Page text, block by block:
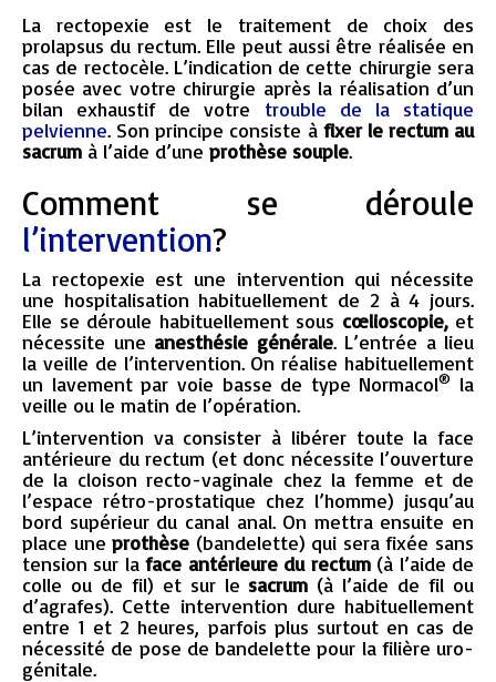
La rectopexie est le traitement de choix des
prolapsus du rectum. Elle peut aussi être réalisée en
cas de rectocèle. L’indication de cette chirurgie sera
posée avec votre chirurgie après la réalisation d’un
bilan exhaustif de votre trouble de la statique
pelvienne. Son principe consiste à fixer le rectum au
sacrum à l’aide d’une prothèse souple.
Comment se déroule
l’intervention?
La rectopexie est une intervention qui nécessite
une hospitalisation habituellement de 2 à 4 jours.
Elle se déroule habituellement sous cœlioscopie,et
nécessite une anesthésie générale. L’entrée a lieu
la veille de l’intervention. On réalise habituellement
un lavement par voie basse de type Normacol® la
veille ou le matin de l’opération.
L’intervention va consister à libérer toute la face
antérieure du rectum (et donc nécessite l’ouverture
de la cloison recto-vaginale chez la femme et de
l’espace rétro-prostatique chez l’homme) jusqu’au
bord supérieur du canal anal. On mettra ensuite en
place uneprothèse (bandelette) qui sera fixée sans
tension sur laface antérieure du rectum(à l’aide de
colle ou de fil) et sur le sacrum (à l’aide de fil ou
d’agrafes). Cette intervention dure habituellement
entre 1 et 2 heures, parfois plus surtout en cas de
nécessité de pose de bandelette pour la filière uro-
génitale.